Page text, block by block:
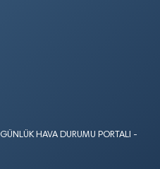
HAVA DURUMU PORTALI -